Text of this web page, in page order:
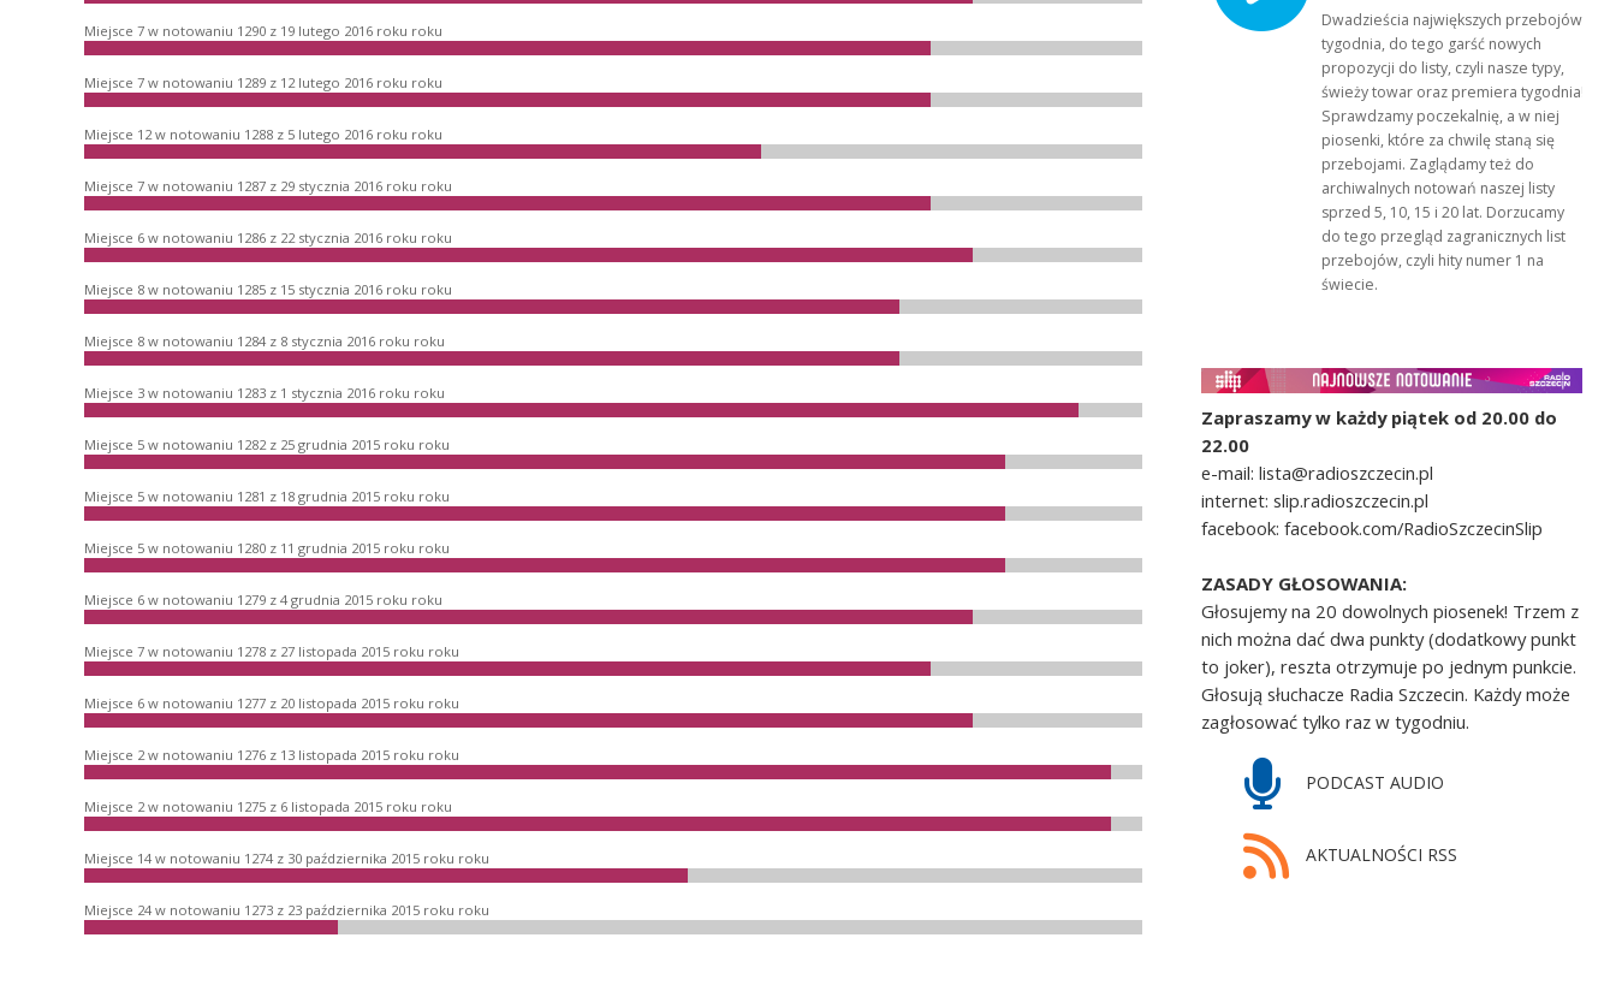
Miejsce 7 w notowaniu 1290 z 19 lutego 2016 roku roku
Miejsce 7 w notowaniu 1289 z 12 lutego 2016 roku roku
Miejsce 12 w notowaniu 1288 z 5 lutego 2016 roku roku
Miejsce 7 w notowaniu 1287 z 29 stycznia 2016 roku roku
Miejsce 6 w notowaniu 1286 z 22 stycznia 2016 roku roku
Miejsce 8 w notowaniu 1285 z 15 stycznia 2016 roku roku
Miejsce 8 w notowaniu 1284 z 8 stycznia 2016 roku roku
Miejsce 3 w notowaniu 1283 z 1 stycznia 2016 roku roku
Miejsce 5 w notowaniu 1282 z 25 grudnia 2015 roku roku
Miejsce 5 w notowaniu 1281 z 18 grudnia 2015 roku roku
Miejsce 5 w notowaniu 1280 z 11 grudnia 2015 roku roku
Miejsce 6 w notowaniu 1279 z 4 grudnia 2015 roku roku
Miejsce 7 w notowaniu 1278 z 27 listopada 2015 roku roku
Miejsce 6 w notowaniu 1277 z 20 listopada 2015 roku roku
Miejsce 2 w notowaniu 1276 z 13 listopada 2015 roku roku
Miejsce 2 w notowaniu 1275 z 6 listopada 2015 roku roku
Miejsce 14 w notowaniu 1274 z 30 października 2015 roku roku
Miejsce 24 w notowaniu 1273 z 23 października 2015 roku roku
Dwadzieścia największych przebojów
tygodnia, do tego garść nowych
propozycji do listy, czyli nasze typy,
świeży towar oraz premiera tygodnia!
Sprawdzamy poczekalnię, a w niej
piosenki, które za chwilę staną się
przebojami. Zaglądamy też do
archiwalnych notowań naszej listy
sprzed 5, 10, 15 i 20 lat. Dorzucamy
do tego przegląd zagranicznych list
przebojów, czyli hity numer 1 na
świecie.
Zapraszamy w każdy piątek od 20.00 do
22.00
e-mail: lista@radioszczecin.pl
internet: slip.radioszczecin.pl
facebook: facebook.com/RadioSzczecinSlip
ZASADY GŁOSOWANIA:
Głosujemy na 20 dowolnych piosenek! Trzem z
nich można dać dwa punkty (dodatkowy punkt
to joker), reszta otrzymuje po jednym punkcie.
Głosują słuchacze Radia Szczecin. Każdy może
zagłosować tylko raz w tygodniu.
PODCAST AUDIO
AKTUALNOŚCI RSS